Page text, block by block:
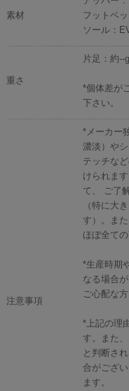
素材
フットベ
ソール：
重さ
片足：約--
*個体差が
下さい。
注意事項
*メーカー
濃淡）や
テッチな
けられま
て、 ご了
（特に大
す）。ま
ほぼ全て
*生産時期
なる場合が
ご心配な
*上記の理
す。また
と判断さ
合がござ
ます。